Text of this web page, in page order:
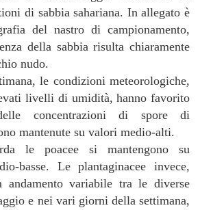
di sabbia sahariana. In allegato è
del nastro di campionamento,
della sabbia risulta chiaramente
nudo.
le condizioni meteorologiche,
livelli di umidità, hanno favorito
concentrazioni di spore di
mantenute su valori medio-alti.
le poacee si mantengono su
basse. Le plantaginacee invece,
andamento variabile tra le diverse
e nei vari giorni della settimana,